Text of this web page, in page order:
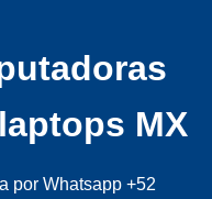
MX
por Whatsapp +52